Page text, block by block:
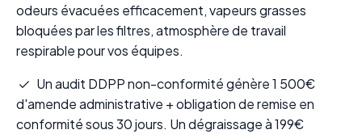
odeurs évacuées efficacement, vapeurs grasses
bloquées par les filtres, atmosphère de travail
respirable pour vos équipes.
Un audit DDPP non-conformité génère 1 500€
d'amende administrative + obligation de remise en
conformité sous 30 jours. Un dégraissage à 199€